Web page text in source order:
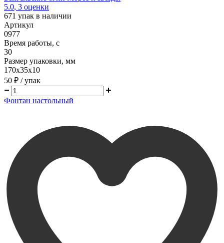
5.0, 3 оценки
671 упак в наличии
Артикул
0977
Время работы, с
30
Размер упаковки, мм
170х35х10
50 ₽ / упак
Фонтан настольный